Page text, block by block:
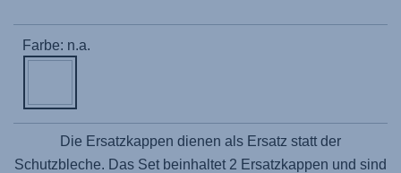
Farbe: n.a.
Die Ersatzkappen dienen als Ersatz statt der
Schutzbleche. Das Set beinhaltet 2 Ersatzkappen und sind